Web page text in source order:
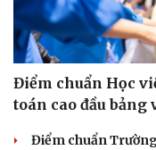
Điểm chuẩn Học
toán cao đầu bảng
Điểm chuẩn